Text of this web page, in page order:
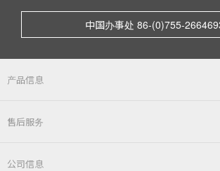
中国办事处 86-(0)755-
产品信息
产品信息TOP
自动焊接系统
售后服务
售后服务TOP
公司信息